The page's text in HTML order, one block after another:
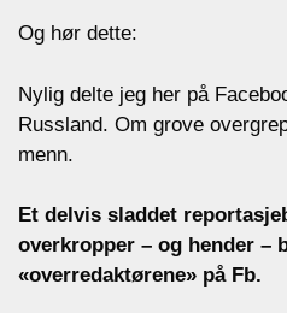
Og hør dette:
Nylig delte jeg her på
Russland. Om grove
menn.
Et delvis sladdet
overkropper – og hender –
«overredaktørene» på Fb.